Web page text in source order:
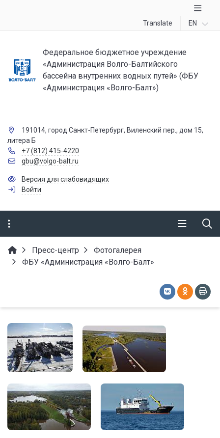
Translate EN
Федеральное бюджетное учреждение
«Администрация Волго-Балтийского
бассейна внутренних водных путей» (ФБУ
«Администрация «Волго-Балт»)
191014, город Санкт-Петербург, Виленский пер., дом 15,
литера Б
+7 (812) 415-4220
gbu@volgo-balt.ru
Версия для слабовидящих
Войти
Пресс-центр
Фотогалерея
ФБУ «Администрация «Волго-Балт»